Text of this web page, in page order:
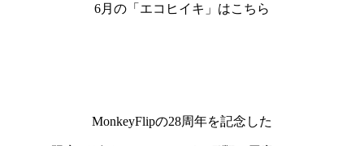
6月の「エコヒイキ」はこちら
MonkeyFlipの28周年を記念した